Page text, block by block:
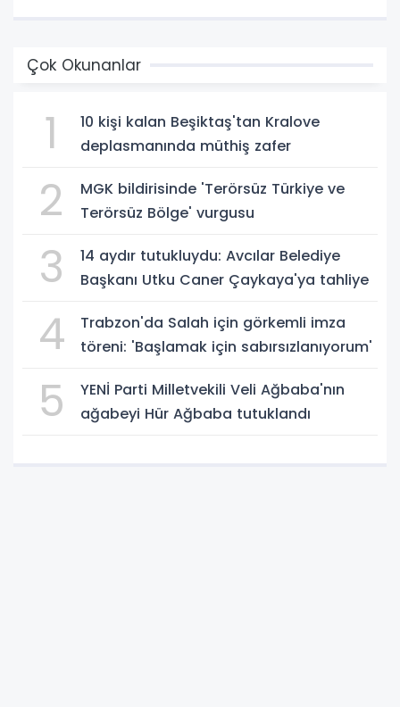
Çok Okunanlar
1
10 kişi kalan Beşiktaş'tan Kralove
deplasmanında müthiş zafer
2
MGK bildirisinde 'Terörsüz Türkiye ve
Terörsüz Bölge' vurgusu
3
14 aydır tutukluydu: Avcılar Belediye
Başkanı Utku Caner Çaykaya'ya tahliye
4
Trabzon'da Salah için görkemli imza
töreni: 'Başlamak için sabırsızlanıyorum'
5
YENİ Parti Milletvekili Veli Ağbaba'nın
ağabeyi Hür Ağbaba tutuklandı